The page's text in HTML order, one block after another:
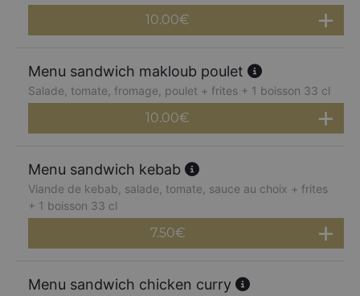
10.00€
Menu sandwich makloub poulet
Salade, tomate, fromage, poulet + frites + 1 boisson 33 cl
10.00€
Menu sandwich kebab
Viande de kebab, salade, tomate, sauce au choix + frites
+ 1 boisson 33 cl
7.50€
Menu sandwich chicken curry